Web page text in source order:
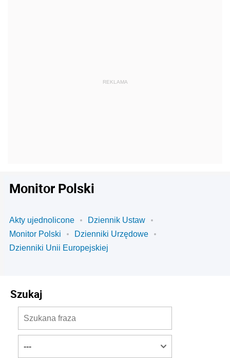
Monitor Polski
Akty ujednolicone
Dziennik Ustaw
Monitor Polski
Dzienniki Urzędowe
Dzienniki Unii Europejskiej
Szukaj